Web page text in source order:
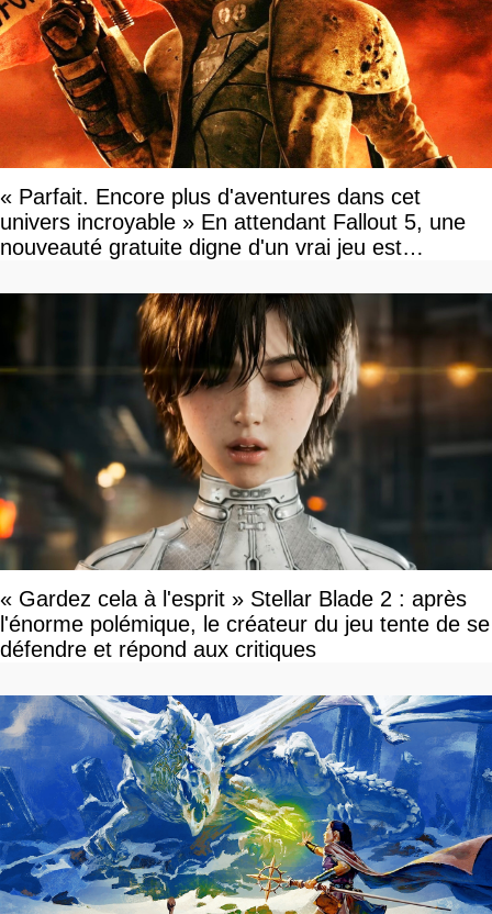
« Parfait. Encore plus d'aventures dans cet
univers incroyable » En attendant Fallout 5, une
nouveauté gratuite digne d'un vrai jeu est
« Gardez cela à l'esprit » Stellar Blade 2 : après
l'énorme polémique, le créateur du jeu tente de se
défendre et répond aux critiques